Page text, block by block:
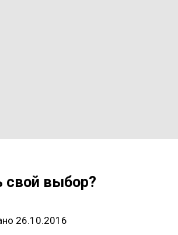
свой выбор?
26.10.2016